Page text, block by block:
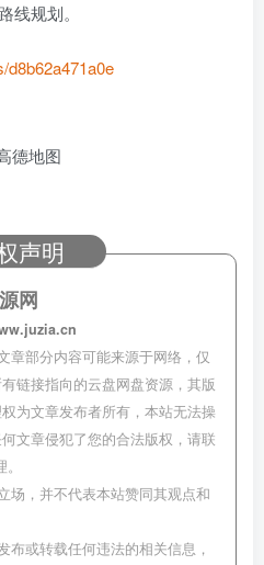
线规划。
d8b62a471a0e
德地图
声明
网
章部分内容可能来源于网络，仅
链接指向的云盘网盘资源，其版
为文章发布者所有，本站无法操
文章侵犯了您的合法版权，请联
场，并不代表本站赞同其观点和
布或转载任何违法的相关信息，